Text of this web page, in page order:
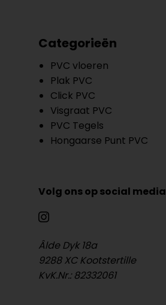
Categorieën
PVC vloeren
Plak PVC
Click PVC
Visgraat PVC
PVC Tegels
Hongaarse Punt PVC
Volg ons op social media
Âlde Dyk 18a
9288 XC Kootstertille
KvK.Nr.: 82332061